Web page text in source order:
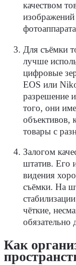
качеством
Для съёмки
лучше
цифровые
EOS или
разрешение
того, они
объективов,
товары с
Залогом
штатив. Его
видения
съёмки. На
чёткие,
Как